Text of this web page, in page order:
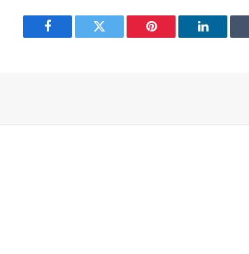
Facebook Twitter Pinterest LinkedIn